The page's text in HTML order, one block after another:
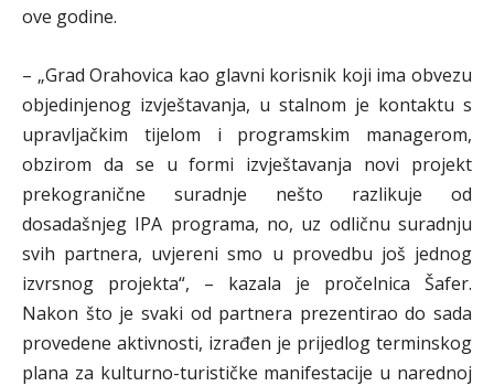
ove godine.
– „Grad Orahovica kao glavni korisnik koji ima obvezu
objedinjenog izvještavanja, u stalnom je kontaktu s
upravljačkim tijelom i programskim managerom,
obzirom da se u formi izvještavanja novi projekt
prekogranične suradnje nešto razlikuje od
dosadašnjeg IPA programa, no, uz odličnu suradnju
svih partnera, uvjereni smo u provedbu još jednog
izvrsnog projekta“, – kazala je pročelnica Šafer.
Nakon što je svaki od partnera prezentirao do sada
provedene aktivnosti, izrađen je prijedlog terminskog
plana za kulturno-turističke manifestacije u narednoj